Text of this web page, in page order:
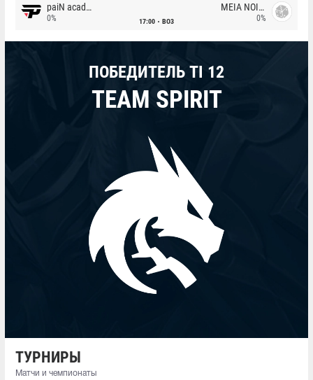
paiN academy
0% 17:00 BO3
MEIA NOITE
0%
ПОБЕДИТЕЛЬ TI 12
TEAM SPIRIT
ТУРНИРЫ
Матчи и чемпионаты